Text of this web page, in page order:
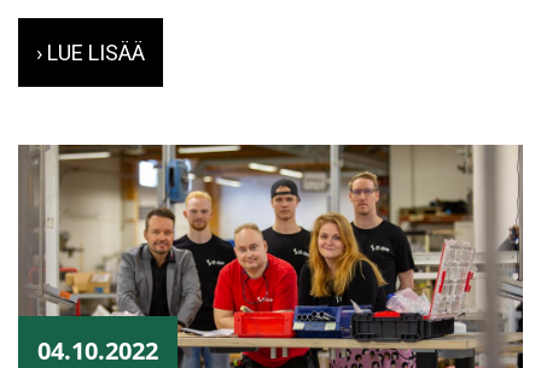
› LUE LISÄÄ
04.10.2022